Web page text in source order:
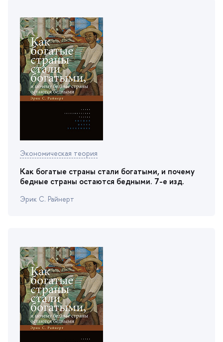
Экономическая теория
Как богатые страны стали богатыми, и почему
едные страны остаются бедными. 7-е изд.
Эрик С. Райнерт